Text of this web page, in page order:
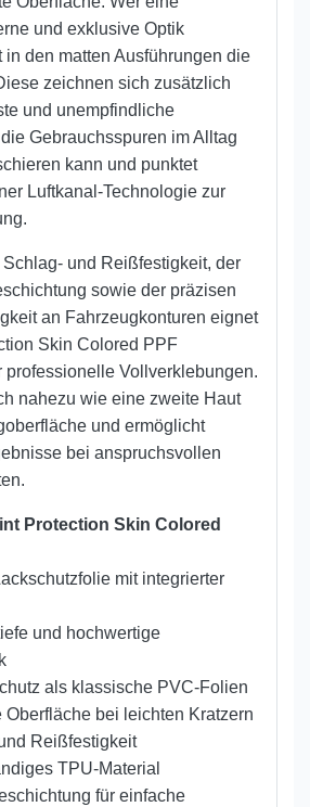
und exklusive Optik
in den matten Ausführungen die
zeichnen sich zusätzlich
und unempfindliche
Gebrauchsspuren im Alltag
kann und punktet
Luftkanal-Technologie zur
und Reißfestigkeit, der
sowie der präzisen
an Fahrzeugkonturen eignet
Skin Colored PPF
professionelle Vollverklebungen.
nahezu wie eine zweite Haut
und ermöglicht
bei anspruchsvollen
Protection Skin Colored
mit integrierter
und hochwertige
als klassische PVC-Folien
Oberfläche bei leichten Kratzern
Reißfestigkeit
TPU-Material
für einfache